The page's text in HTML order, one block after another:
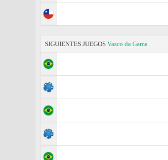
SIGUIENTES JUEGOS Vasco da Gama